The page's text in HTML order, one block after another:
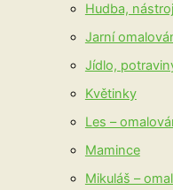
Hudba,
Jarní
Jídlo,
Květinky
Les –
Mamince
Mikuláš –